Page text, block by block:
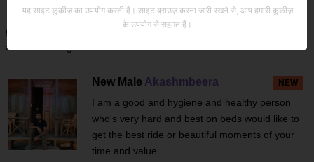
relaxing conversation, a peaceful massage, or
great company for a quiet evening, I aim to provide a comfortable
and welcoming environment.…
NEW
New Male Akashmbeera
I am a good and hygiene and healthy person
who's very hard and best on beds would like to
get the best ride or beautiful moments of your
time and value
यह साइट कुकीज़ का उपयोग करती है। साइट ब्राउज़ करना जारी रखने से, आप हमारी कुकीज़
के उपयोग से सहमत हैं।